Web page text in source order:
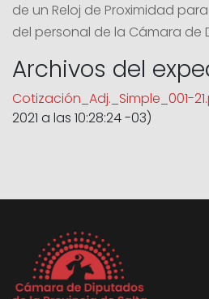
de un Reloj de Proximidad
del personal de la Cámara de
Archivos del
Cotización_Adj._Simple_001-
2021 a las 10:28:24 -03)